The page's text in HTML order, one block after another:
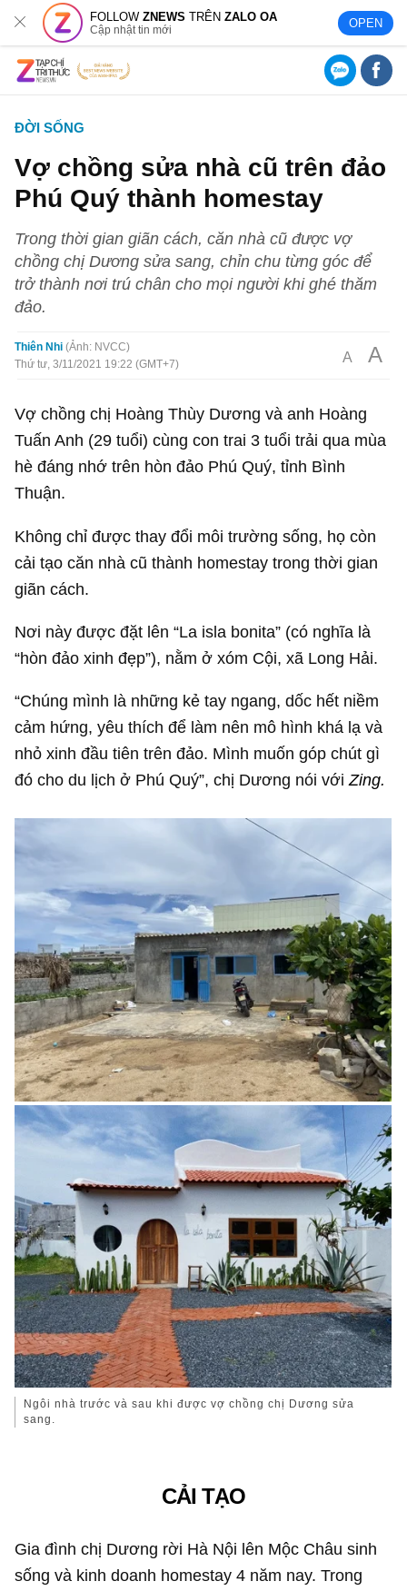
FOLLOWZNEWS TRÊNZALO OA
Cập nhật tin mới OPEN
ĐỜI SỐNG
Vợ chồng sửa nhà cũ trên đảo
Phú Quý thành homestay
Trong thời gian giãn cách, căn nhà cũ được vợ
chồng chị Dương sửa sang, chỉn chu từng góc để
trở thành nơi trú chân cho mọi người khi ghé thăm
đảo.
Thiên Nhi Ảnh: NVCC
Thứ tư, 3/11/2021 19:22 (GMT+7)
A A
Vợ chồng chị Hoàng Thùy Dương và anh Hoàng
Tuấn Anh (29 tuổi) cùng con trai 3 tuổi trải qua mùa
hè đáng nhớ trên hòn đảo Phú Quý, tỉnh Bình
Thuận.
Không chỉ được thay đổi môi trường sống, họ còn
cải tạo căn nhà cũ thành homestay trong thời gian
giãn cách.
Nơi này được đặt lên “La isla bonita” (có nghĩa là
“hòn đảo xinh đẹp”), nằm ở xóm Cội, xã Long Hải.
“Chúng mình là những kẻ tay ngang, dốc hết niềm
cảm hứng, yêu thích để làm nên mô hình khá lạ và
nhỏ xinh đầu tiên trên đảo. Mình muốn góp chút gì
đó cho du lịch ở Phú Quý”, chị Dương nói vớiZing.
Ngôi nhà trước và sau khi được vợ chồng chị Dương sửa
sang.
CẢI TẠO
Gia đình chị Dương rời Hà Nội lên Mộc Châu sinh
sống và kinh doanh homestay 4 năm nay. Trong